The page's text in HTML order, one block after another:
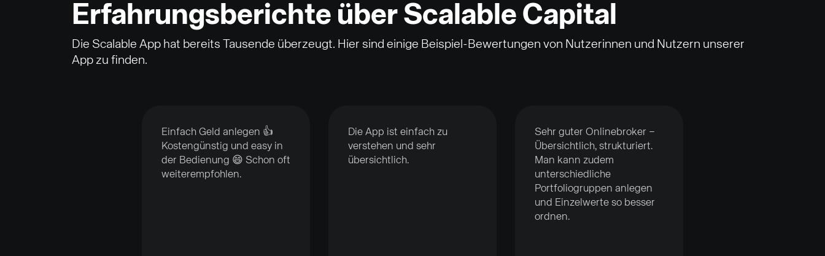
Erfahrungsberichte über Scalable Capital
Die Scalable App hat bereits Tausende überzeugt. Hier sind einige Beispiel-Bewertungen von Nutzerinnen und Nutzern unserer
App zu finden.
Einfach Geld anlegen 👍
Kostengünstig und easy in
der Bedienung 😄 Schon oft
weiterempfohlen.
Die App ist einfach zu
verstehen und sehr
übersichtlich.
Sehr guter Onlinebroker –
Übersichtlich, strukturiert.
Man kann zudem
unterschiedliche
Portfoliogruppen anlegen
und Einzelwerte so besser
ordnen.